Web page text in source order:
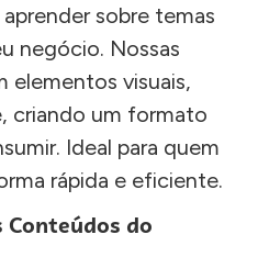
sobre temas
negócio. Nossas
elementos visuais,
criando um formato
Ideal para quem
rápida e eficiente.
Conteúdos do